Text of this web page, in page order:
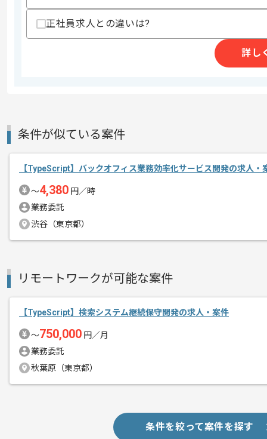
その他募集要項
商談回数
2026/06/01
メント
レバテックの実績がある企業でございま
正社員求人との違いは?
詳し
条件が似ている案件
【TypeScript】バックオフィス業務効率化サービス開発の求人・
〜4,380 円／時
業務委託
渋谷（東京都）
リモートワークが可能な案件
【TypeScript】検索システム継続保守開発の求人・案件
〜750,000 円／月
業務委託
秋葉原（東京都）
条件を絞って案件を探す